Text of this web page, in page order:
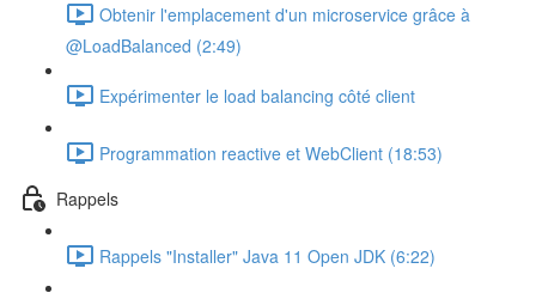
Obtenir l'emplacement d'un microservice grâce à
@LoadBalanced (2:49)
Expérimenter le load balancing côté client
Programmation reactive et WebClient (18:53)
Rappels
Rappels "Installer" Java 11 Open JDK (6:22)